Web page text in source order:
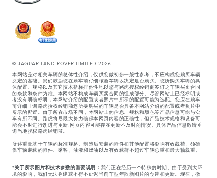
© JAGUAR LAND ROVER LIMITED 2026
本网站是对相关车辆的总体性介绍，仅供您做初步一般性参考，不应构成您购买车辆
决定的基础。我们鼓励您在购车前仔细核验车辆以决定是否购买。您所购买车辆的具
体配置、规格以及其它技术指标排他性地以您与路虎授权经销商签订之车辆买卖合同
的条款和条件为准。本网站不构成车辆买卖合同的组成部分。尽管网站上已经标明或
者没有明确标明，本网站介绍的配置或者照片中所示的配置可能为选配。您应在购车
前详细垂询路虎授权经销商您所要购买的车辆是否具备本网站介绍的配置或者照片中
所示的配置。由于所在市场不同，本网站上的信息、规格和颜色等产品信息可能与实
车有所不同。路虎将尽最大努力确保本网页内容的正确性，但产品技术规格和设备可
能会不时进行改进与更新,网页内容可能存在更新不及时的情况。具体产品信息敬请垂
询当地授权路虎经销商。
所述重量基于车辆的标准规格。制造后安装的附件和其他配置将影响有效载荷。须确
保车辆装载的附件、乘客、油液和燃油以及有效载荷不超过车辆总重和最大轴载重。
*关于所示图片和技术参数的重要说明： 我们正在经历一个特殊的时期。由于受到大环
境的影响，我们无法创建或不得不延迟当前车型年款新图片的创建和更新。现在，微